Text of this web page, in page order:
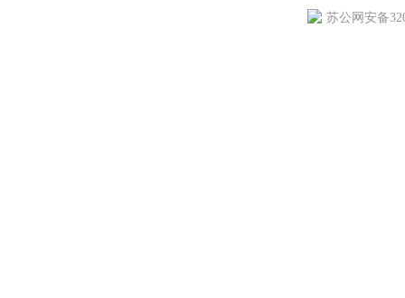
苏公网安备